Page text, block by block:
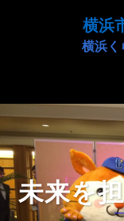
へ
ス
キ
ッ
プ
横浜
横浜
未来を